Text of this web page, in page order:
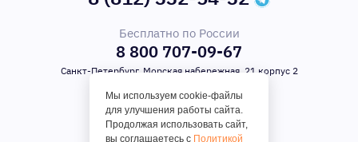
Бесплатно по России
8 800 707-09-67
Санкт-Петербург, Морская набережная, 21 корпус 2
Мы используем cookie-файлы
для улучшения работы сайта.
Продолжая использовать сайт,
вы соглашаетесь с Политикой